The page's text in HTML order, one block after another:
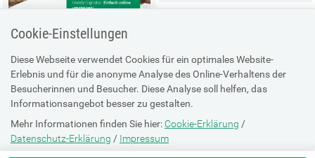
Cookie-Einstellungen
Diese Webseite verwendet Cookies für ein optimales Website-
Erlebnis und für die anonyme Analyse des Online-Verhaltens der
Besucherinnen und Besucher. Diese Analyse soll helfen, das
Informationsangebot besser zu gestalten.
Mehr Informationen finden Sie hier: Cookie-Erklärung /
Datenschutz-Erklärung / Impressum
Infos ID Austria